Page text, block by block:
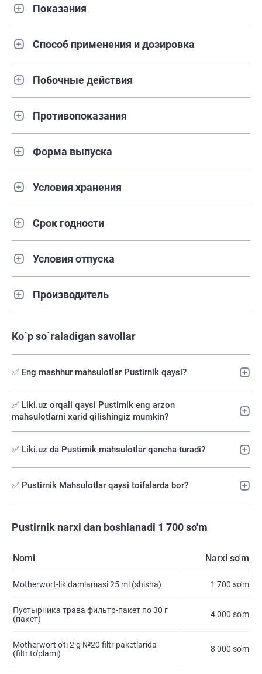
Показания
Способ применения и дозировка
Побочные действия
Противопоказания
Форма выпуска
Условия хранения
Срок годности
Условия отпуска
Производитель
Ko`p so`raladigan savollar
✅ Eng mashhur mahsulotlar Pustirnik qaysi?
✅️ Liki.uz orqali qaysi Pustirnik eng arzon
mahsulotlarni xarid qilishingiz mumkin?
✅ Liki.uz da Pustirnik mahsulotlar qancha turadi?
✅ Pustirnik Mahsulotlar qaysi toifalarda bor?
Pustirnik narxi dan boshlanadi 1 700 so'm
Nomi Narxi so'm
Motherwort-lik damlamasi 25 ml (shisha) 1 700 so'm
Пустырника трава фильтр-пакет по 30 г
(пакет)
4 000 so'm
Motherwort o'ti 2 g №20 filtr paketlarida
(filtr to'plami)
8 000 so'm